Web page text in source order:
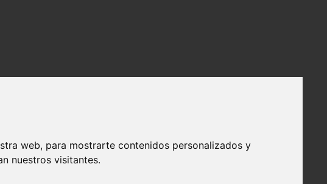
web, para mostrarte contenidos personalizados y
nuestros visitantes.